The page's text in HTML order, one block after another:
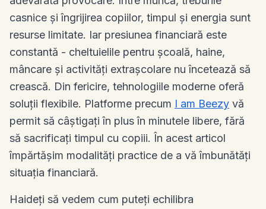
casnice și îngrijirea copiilor, timpul și energia sunt
resurse limitate. Iar presiunea financiară este
constantă - cheltuielile pentru școală, haine,
mâncare și activități extrașcolare nu încetează să
crească. Din fericire, tehnologiile moderne oferă
soluții flexibile. Platforme precum I am Beezy vă
permit să câștigați în plus în minutele libere, fără
să sacrificați timpul cu copiii. În acest articol
împărtășim modalități practice de a vă îmbunătăți
situația financiară.
Haideți să vedem cum puteți echilibra